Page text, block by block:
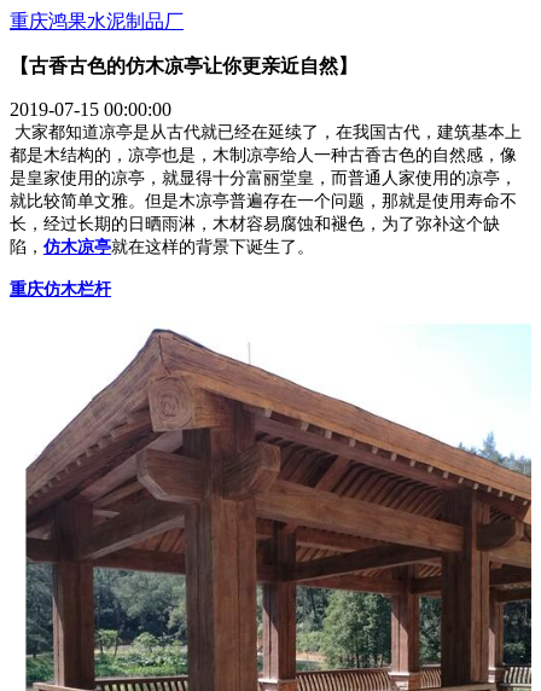
重庆鸿果水泥制品厂
【古香古色的仿木凉亭让你更亲近自然】
2019-07-15 00:00:00
大家都知道凉亭是从古代就已经在延续了，在我国古代，建筑基本上
都是木结构的，凉亭也是，木制凉亭给人一种古香古色的自然感，像
是皇家使用的凉亭，就显得十分富丽堂皇，而普通人家使用的凉亭，
就比较简单文雅。但是木凉亭普遍存在一个问题，那就是使用寿命不
长，经过长期的日晒雨淋，木材容易腐蚀和褪色，为了弥补这个缺
陷， 仿木凉亭就在这样的背景下诞生了。
重庆仿木栏杆